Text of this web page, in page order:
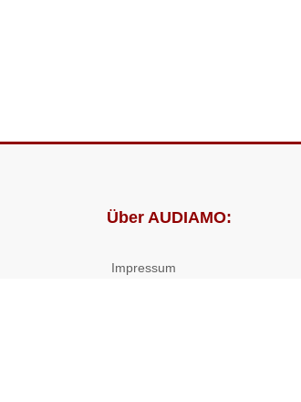
Über AUDIAMO:
Impressum